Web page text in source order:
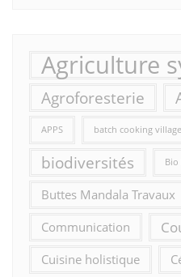
Agriculture
Agroforesterie
APPS batch cooking
biodiversités
Buttes Mandala Travaux
Communication
Cuisine holistique